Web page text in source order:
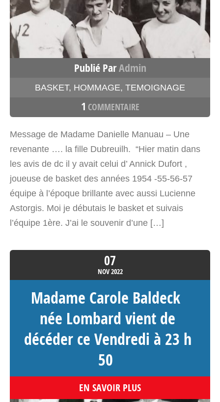
Publié ParAdmin
BASKET, HOMMAGE, TEMOIGNAGE
1 COMMENTAIRE
Message de Madame Danielle Manuau – Une
revenante …. la fille Dubreuilh. “Hier matin dans
les avis de dc il y avait celui d’ Annick Dufort ,
joueuse de basket des années 1954 -55-56-57
équipe à l’époque brillante avec aussi Lucienne
Astorgis. Moi je débutais le basket et suivais
l’équipe 1ère. J’ai le souvenir d’une […]
07
NOV2022
Madame Carole Baldeck
née Lombard vient de
décéder ce Vendredi à 23 h
50
EN SAVOIR PLUS